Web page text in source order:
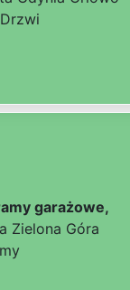
garażowe,
Zielona Góra